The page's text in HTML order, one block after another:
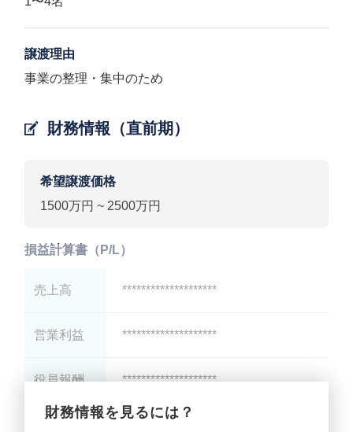
譲渡理由
事業の整理・集中のため
財務情報（直前期）
希望譲渡価格
1500万円 ~ 2500万円
財務情報を見るには？
損益計算書（P/L）
売上高 ********************
営業利益 ********************
役員報酬 ********************